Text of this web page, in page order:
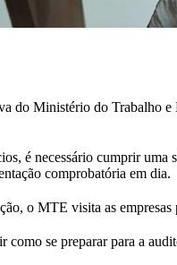
do Ministério do Trabalho
é necessário cumprir
comprobatória em dia.
o MTE visita as
como se preparar para a